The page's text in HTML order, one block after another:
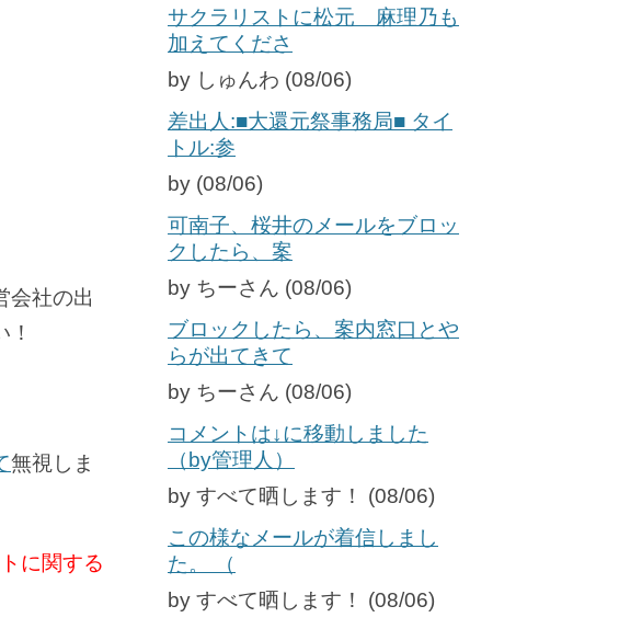
会社の出
無視しま
に関する
サクラリストに松元 麻理乃も
加えてくださ
by しゅんわ (08/06)
差出人:■大還元祭事務局■ タイ
トル:参
by (08/06)
可南子、桜井のメールをブロッ
クしたら、案
by ちーさん (08/06)
ブロックしたら、案内窓口とや
らが出てきて
by ちーさん (08/06)
コメントは↓に移動しました
（by管理人）
by すべて晒します！ (08/06)
この様なメールが着信しまし
た。 （
by すべて晒します！ (08/06)